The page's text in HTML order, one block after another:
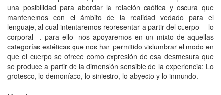
una posibilidad para abordar la relación caótica y oscura que
mantenemos con el ámbito de la realidad vedado para el
lenguaje, al cual intentaremos representar a partir del cuerpo —lo
corporal—. para ello, nos apoyaremos en un mixto de aquellas
categorías estéticas que nos han permitido vislumbrar el modo en
que el cuerpo se ofrece como expresión de esa desmesura que
se produce a partir de la dimensión sensible de la experiencia: Lo
grotesco, lo demoníaco, lo siniestro, lo abyecto y lo inmundo.